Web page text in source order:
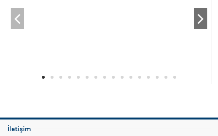
İletişim